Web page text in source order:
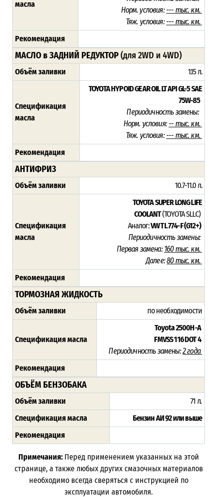
масла
Норм. условия: --- тыс. км.
Тяж. условия: --- тыс. км.
Рекомендация
МАСЛО в ЗАДНИЙ РЕДУКТОР(для 2WD и 4WD)
Объём заливки 1.15 л.
Спецификация
масла
TOYOTA HYPOID GEAR OIL LTAPI GL-5 SAE
75W-85
Периодичность замены:
Норм. условия: -- тыс. км.
Тяж. условия: --- тыс. км.
Рекомендация
АНТИФРИЗ
Объём заливки 10.7-11.0 л.
Спецификация
масла
TOYOTA SUPER LONG LIFE
COOLANT(TOYOTA SLLC)
Аналог:VW TL 774-F (G12+)
Периодичность замены:
Первая замена: 160 тыс. км.
Далее:80 тыс. км.
Рекомендация
ТОРМОЗНАЯ ЖИДКОСТЬ
Объём заливки по необходимости
Спецификация масла
Toyota 2500H-A
FMVSS 116 DOT 4
Периодичность замены:2 года
Рекомендация
ОБЪЁМ БЕНЗОБАКА
Объём заливки 71 л.
Спецификация масла
Бензин АИ 92 или выше
Рекомендация
Примечания: Перед применением указанных на этой
странице, а также любых других смазочных материалов
необходимо всегда сверяться с инструкцией по
эксплуатации автомобиля.